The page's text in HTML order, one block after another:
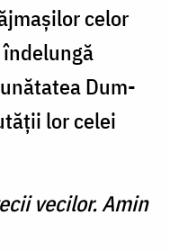
celor
Dum­
lor celei
vecilor. Amin